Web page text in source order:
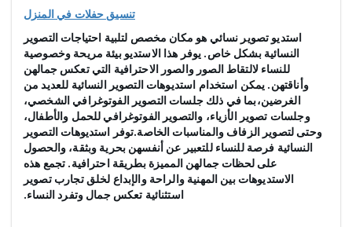
تنسيق حفلات في المنزل
استديو تصوير نسائي هو مكان مخصص لتلبية احتياجات التصوير
النسائية بشكل خاص. يوفر هذا الاستديو بيئة مريحة وخصوصية
للنساء لالتقاط الصور والصور الاحترافية التي تعكس جمالهن
وأناقتهن. يمكن استخدام استديوهات التصوير النسائية للعديد من
الغرضين،بما في ذلك جلسات التصوير الفوتوغرافي الشخصي،
وجلسات تصوير الأزياء، والتصوير الفوتوغرافي للحمل والأطفال،
وحتى لتصوير الزفاف والمناسبات الخاصة.توفر استديوهات التصوير
النسائية فرصة للنساء للتعبير عن أنفسهن بحرية وبثقة، والحصول
على لحظات جمالهن المميزة بطريقة احترافية. تجمع هذه
الاستديوهات بين المهنية والراحة والإبداع لخلق تجارب تصوير
استثنائية تعكس جمال وتفرد النساء.